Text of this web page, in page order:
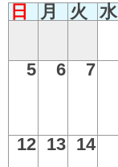
日 月 火 水
5
6 7
12 13 14